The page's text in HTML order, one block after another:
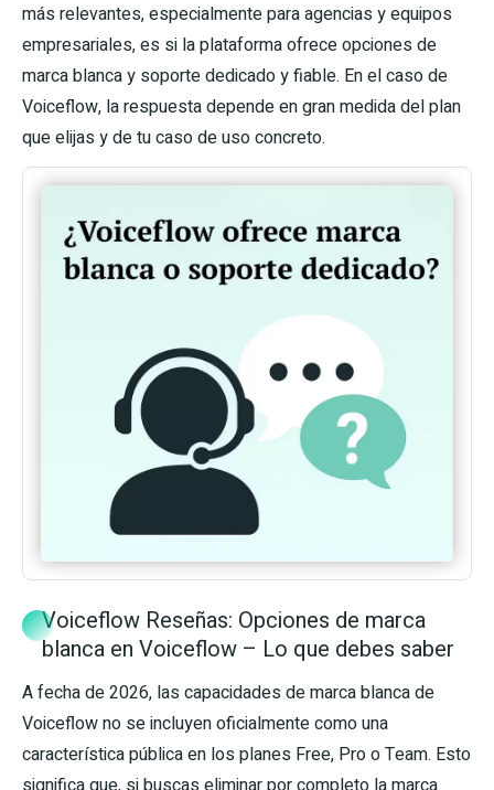
más relevantes, especialmente para agencias y equipos
empresariales, es si la plataforma ofrece opciones de
marca blanca y soporte dedicado y fiable. En el caso de
Voiceflow, la respuesta depende en gran medida del plan
que elijas y de tu caso de uso concreto.
Voiceflow Reseñas: Opciones de marca
blanca en Voiceflow – Lo que debes saber
A fecha de 2026, las capacidades de marca blanca de
Voiceflow no se incluyen oficialmente como una
característica pública en los planes Free, Pro o Team. Esto